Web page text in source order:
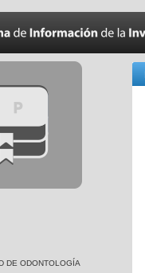
DE ODONTOLOGÍA